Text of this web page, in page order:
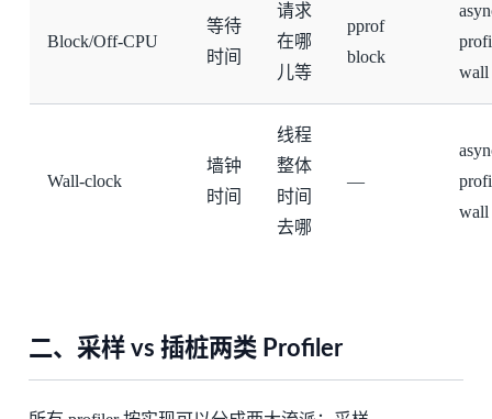
Block/Off-CPU
等待
时间
请求
在哪
儿等
pprof
block
wall
Wall-clock
墙钟
时间
线程
整体
时间
去哪
—
wall
二、采样 vs 插桩两类 Profiler